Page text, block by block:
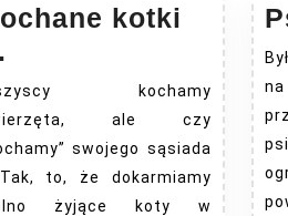
kotki
kotki
…
kochamy
ale czy
swojego sąsiada
to, że dokarmiamy
żyjące koty w